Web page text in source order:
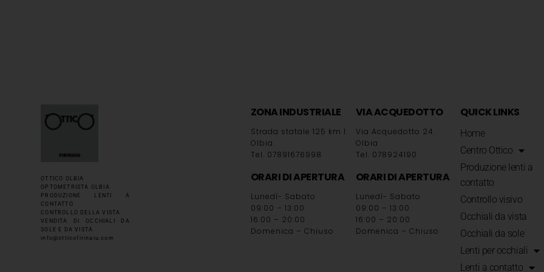
OTTICO OLBIA
OPTOMETRISTA OLBIA
PRODUZIONE LENTI A
CONTATTO
CONTROLLO DELLA VISTA
VENDITA DI OCCHIALI DA
SOLE E DA VISTA
info@otticofirinaiu.com
ZONA INDUSTRIALE
Strada statale 125 km 1
Olbia
Tel. 07891676998
ORARI DI APERTURA
Lunedì- Sabato
09:00 – 13:00
16:00 – 20:00
Domenica – Chiuso
VIA ACQUEDOTTO
Via Acquedotto 24
Olbia
Tel. 078924190
ORARI DI APERTURA
Lunedì- Sabato
09:00 – 13:00
16:00 – 20:00
Domenica – Chiuso
QUICK LINKS
Home
Centro Ottico
Produzione lenti a
contatto
Controllo visivo
Occhiali da vista
Occhiali da sole
Lenti per occhiali
Lenti a contatto